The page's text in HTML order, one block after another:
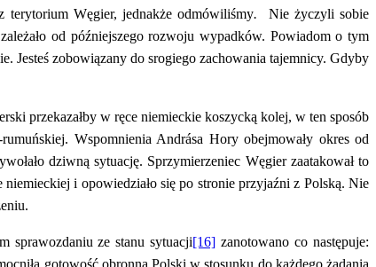
terytorium Węgier, jednakże odmówiliśmy. Nie życzyli sobie
od późniejszego rozwoju wypadków. Powiadom o tym
Jesteś zobowiązany do srogiego zachowania tajemnicy. Gdyby
przekazałby w ręce niemieckie koszycką kolej, w ten sposób
Wspomnienia Andrása Hory obejmowały okres od
dziwną sytuację. Sprzymierzeniec Węgier zaatakował to
i opowiedziało się po stronie przyjaźni z Polską. Nie
sprawozdaniu ze stanu sytuacji[16] zanotowano co następuje:
gotowość obronną Polski w stosunku do każdego żądania